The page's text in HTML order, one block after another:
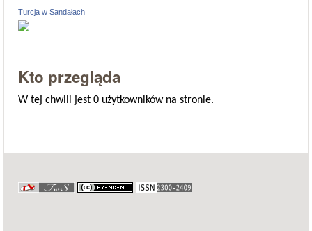
Turcja w Sandałach
Kto przegląda
W tej chwili jest 0 użytkowników na stronie.